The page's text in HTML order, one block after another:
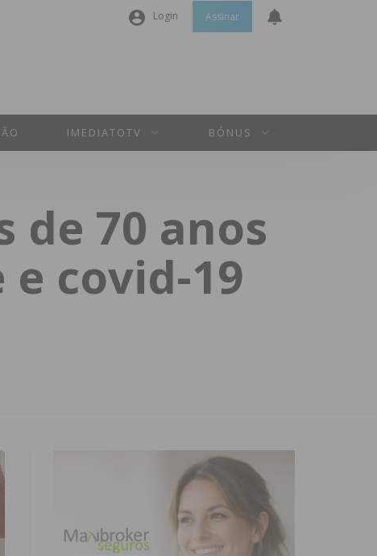
Login
Senha
INICIAR SESSÃO
Perdeu a sua senha?
Assinar
IMEDIATOTV BÓNUS
de 70 anos
covid-19